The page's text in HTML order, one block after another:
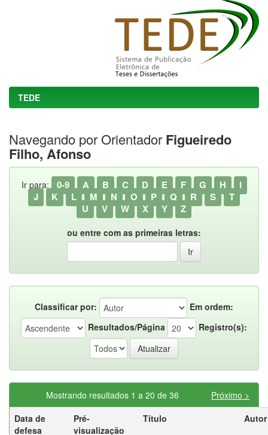
TEDE
Navegando por Orientador Figueiredo
Filho, Afonso
Ir para: 0-9 A B C D E F G H
I
J
K L M N O P Q R S
T
U
V W X Y Z
ou entre com as primeiras letras:
Classificar por:
Em ordem:
Resultados/Página
Registro(s):
Mostrando resultados 1 a 20 de 36
Próximo >
Data de
defesa
Pré-
visualização
Título Autor